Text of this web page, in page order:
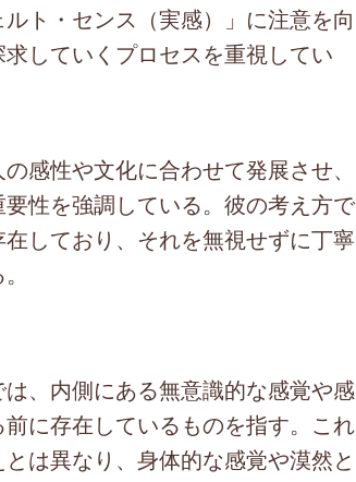
ト・センス（実感）」に注意を向
していくプロセスを重視してい
感性や文化に合わせて発展させ、
性を強調している。彼の考え方で
しており、それを無視せずに丁寧
、内側にある無意識的な感覚や感
に存在しているものを指す。これ
は異なり、身体的な感覚や漠然と